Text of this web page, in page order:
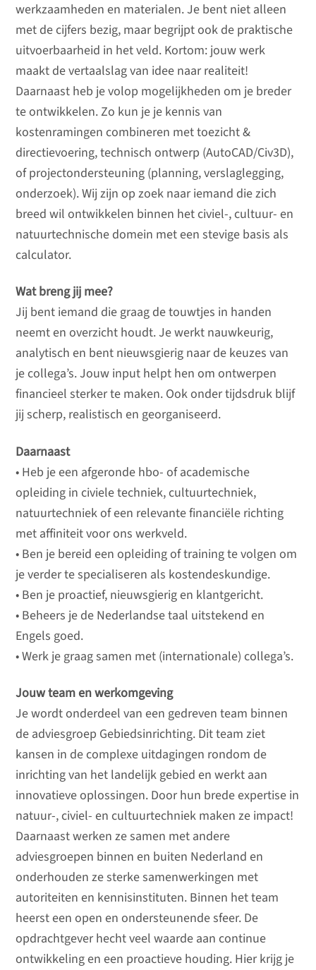
werkzaamheden en materialen. Je bent niet alleen
met de cijfers bezig, maar begrijpt ook de praktische
uitvoerbaarheid in het veld. Kortom: jouw werk
maakt de vertaalslag van idee naar realiteit!
Daarnaast heb je volop mogelijkheden om je breder
te ontwikkelen. Zo kun je je kennis van
kostenramingen combineren met toezicht &
directievoering, technisch ontwerp (AutoCAD/Civ3D),
of projectondersteuning (planning, verslaglegging,
onderzoek). Wij zijn op zoek naar iemand die zich
breed wil ontwikkelen binnen het civiel-, cultuur- en
natuurtechnische domein met een stevige basis als
calculator.
Wat breng jij mee?
Jij bent iemand die graag de touwtjes in handen
neemt en overzicht houdt. Je werkt nauwkeurig,
analytisch en bent nieuwsgierig naar de keuzes van
je collega’s. Jouw input helpt hen om ontwerpen
financieel sterker te maken. Ook onder tijdsdruk blijf
jij scherp, realistisch en georganiseerd.
Daarnaast
• Heb je een afgeronde hbo- of academische
opleiding in civiele techniek, cultuurtechniek,
natuurtechniek of een relevante financiële richting
met affiniteit voor ons werkveld.
• Ben je bereid een opleiding of training te volgen om
je verder te specialiseren als kostendeskundige.
• Ben je proactief, nieuwsgierig en klantgericht.
• Beheers je de Nederlandse taal uitstekend en
Engels goed.
• Werk je graag samen met (internationale) collega’s.
Jouw team en werkomgeving
Je wordt onderdeel van een gedreven team binnen
de adviesgroep Gebiedsinrichting. Dit team ziet
kansen in de complexe uitdagingen rondom de
inrichting van het landelijk gebied en werkt aan
innovatieve oplossingen. Door hun brede expertise in
natuur-, civiel- en cultuurtechniek maken ze impact!
Daarnaast werken ze samen met andere
adviesgroepen binnen en buiten Nederland en
onderhouden ze sterke samenwerkingen met
autoriteiten en kennisinstituten. Binnen het team
heerst een open en ondersteunende sfeer. De
opdrachtgever hecht veel waarde aan continue
ontwikkeling en een proactieve houding. Hier krijg je